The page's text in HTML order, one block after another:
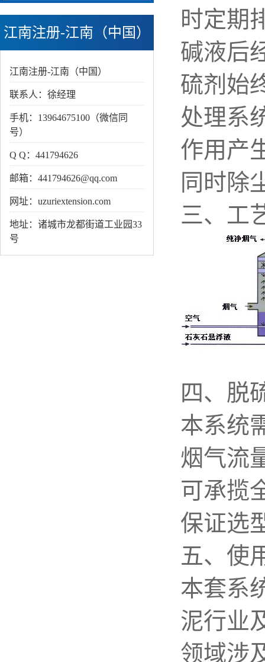
江南注册-江南（中国）
江南注册-江南（中国）
联系人：徐经理
手机：13964675100（微信同
号）
Q Q：441794626
邮箱：441794626@qq.com
网址：uzuriextension.com
地址：诸城市龙都街道工业园33
号
时定期
碱液后
硫剂始
处理系
作用产
同时除
三、工
四、脱
本系统
烟气流
可承揽
保证选
五、使
本套系
泥行业
领域涉